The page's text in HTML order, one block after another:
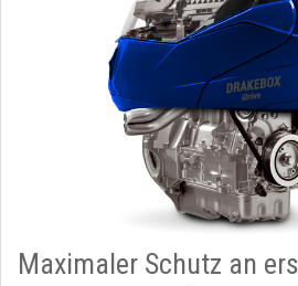
Maximaler Schutz an